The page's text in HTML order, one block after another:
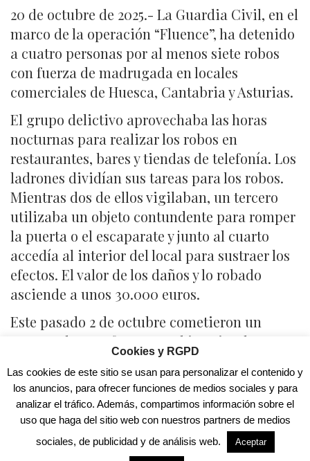
20 de octubre de 2025.- La Guardia Civil, en el
marco de la operación “Fluence”, ha detenido
a cuatro personas por al menos siete robos
con fuerza de madrugada en locales
comerciales de Huesca, Cantabria y Asturias.
El grupo delictivo aprovechaba las horas
nocturnas para realizar los robos en
restaurantes, bares y tiendas de telefonía. Los
ladrones dividían sus tareas para los robos.
Mientras dos de ellos vigilaban, un tercero
utilizaba un objeto contundente para romper
la puerta o el escaparate y junto al cuarto
accedía al interior del local para sustraer los
efectos. El valor de los daños y lo robado
asciende a unos 30.000 euros.
Este pasado 2 de octubre cometieron un
nuevo robo con fuerza en el interior de un
comercio de la localidad de Monzón (Huesca),
en el que emplearon mobiliario urbano como
objeto contundente para romper el
escaparate de cristal del establecimiento.
Una vez dentro, sustrajeron terminales
Cookies y RGPD
Las cookies de este sitio se usan para personalizar el contenido y
los anuncios, para ofrecer funciones de medios sociales y para
analizar el tráfico. Además, compartimos información sobre el
uso que haga del sitio web con nuestros partners de medios
sociales, de publicidad y de análisis web.
Aceptar